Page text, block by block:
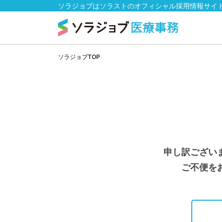
ソラジョブはソラストのオフィシャル採用情報サイ
ソラジョブTOP
申し訳ござい
ご不便を